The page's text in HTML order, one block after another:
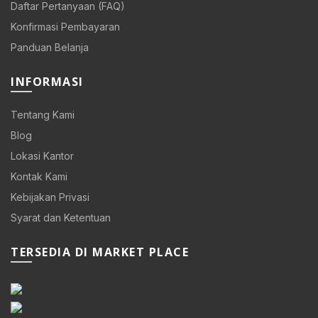
Daftar Pertanyaan (FAQ)
Konfirmasi Pembayaran
Panduan Belanja
INFORMASI
Tentang Kami
Blog
Lokasi Kantor
Kontak Kami
Kebijakan Privasi
Syarat dan Ketentuan
TERSEDIA DI MARKET PLACE